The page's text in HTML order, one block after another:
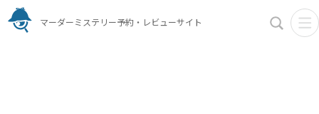
マーダーミステリー予約・レビューサイト